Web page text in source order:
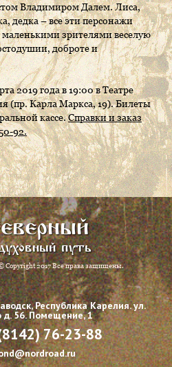
Владимиром Далем. Лиса,
дедка – все эти персонажи
зрителями веселую
доброте и
2019 года в 19:00 в Театре
(пр. Карла Маркса, 19). Билеты
кассе.Справки и заказ
92.
путь
Copyright 2017 Все права защищены.
Республика Карелия. ул.
д. 56. Помещение, 1
76-23-88